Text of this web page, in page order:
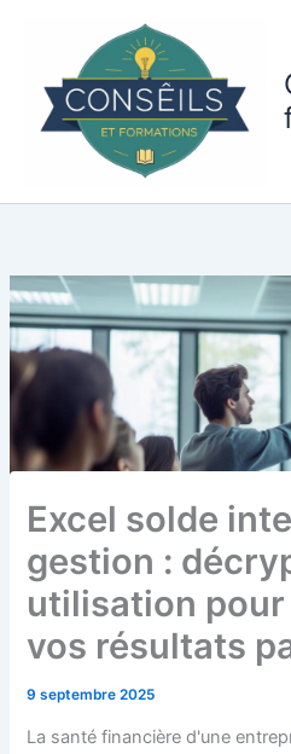
Excel solde
gestion :
utilisation
vos résultats
9 septembre 2025
La santé financière d'une